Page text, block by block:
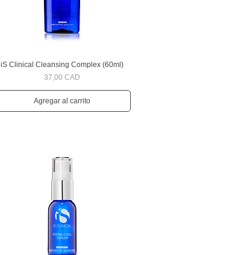
Vista rápida
iS Clinical Cleansing Complex (60ml)
Precio
37,00 CAD
Agregar al carrito